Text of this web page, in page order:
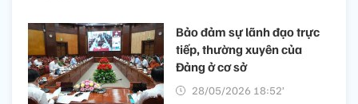
Bảo đảm sự lãnh đạo trực
tiếp, thường xuyên của
Đảng ở cơ sở
28/05/2026 18:52’